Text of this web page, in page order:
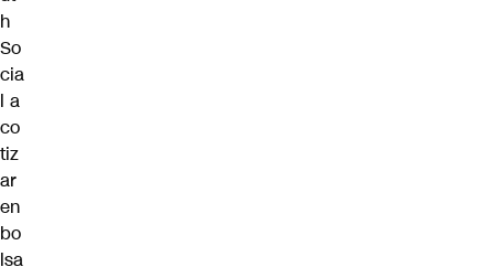
h
So
cia
l a
co
tiz
ar
en
bo
lsa